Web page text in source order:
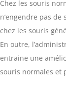
Chez les souris
n’engendre pas de
chez les souris
En outre,
entraine une
souris normales et